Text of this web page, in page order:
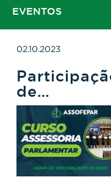
EVENTOS
02.10.2023
de
conselheiro
da
em curso
estado de
Goiás